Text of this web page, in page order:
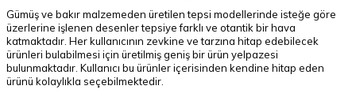
Gümüş ve bakır malzemeden üretilen tepsi modellerinde isteğe göre
üzerlerine işlenen desenler tepsiye farklı ve otantik bir hava
katmaktadır. Her kullanıcının zevkine ve tarzına hitap edebilecek
ürünleri bulabilmesi için üretilmiş geniş bir ürün yelpazesi
bulunmaktadır. Kullanıcı bu ürünler içerisinden kendine hitap eden
ürünü kolaylıkla seçebilmektedir.